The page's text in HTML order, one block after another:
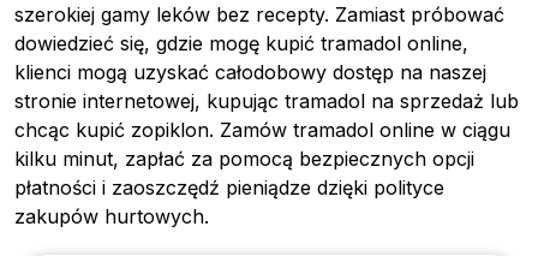
szerokiej gamy leków bez recepty. Zamiast próbować
dowiedzieć się, gdzie mogę kupić tramadol online,
klienci mogą uzyskać całodobowy dostęp na naszej
stronie internetowej, kupując tramadol na sprzedaż lub
chcąc kupić zopiklon. Zamów tramadol online w ciągu
kilku minut, zapłać za pomocą bezpiecznych opcji
płatności i zaoszczędź pieniądze dzięki polityce
zakupów hurtowych.